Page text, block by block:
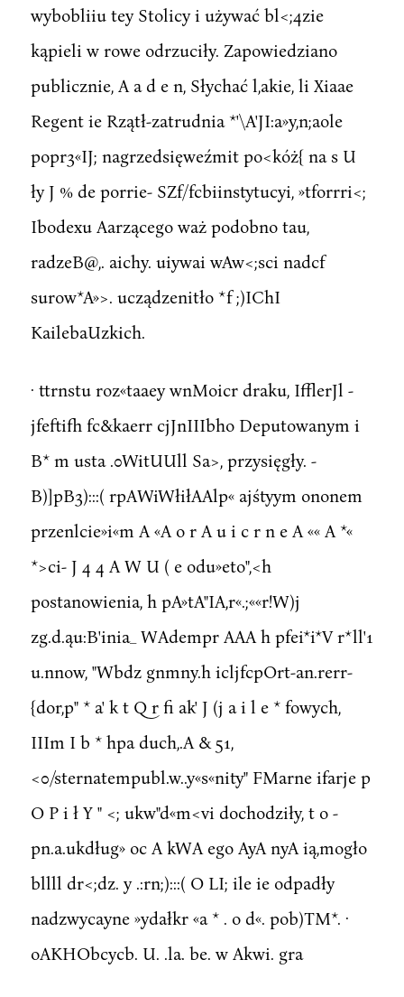
wybobliiu tey Stolicy i używać bl<;4zie
kąpieli w rowe odrzuciły. Zapowiedziano
publicznie, A a d e n, Słychać l,akie, li Xiaae
Regent ie Rzątł-zatrudnia *'\A'JI:a»y,n;aole
popr3«IJ; nagrzedsięweźmit po<kóż{ na s U
ły J % de porrie- SZf/fcbiinstytucyi, »tforrri<;
Ibodexu Aarzącego waż podobno tau,
radzeB@,. aichy. uiywai wAw<;sci nadcf
surow*A»>. ucządzenitło *f ;)IChI
KailebaUzkich.
· ttrnstu roz«taaey wnMoicr draku, IfflerJl -
jfeftifh fc&kaerr cjJnIIIbho Deputowanym i
B* m usta .0WitUUll Sa>, przysięgły. -
B)]pB3):::( rpAWiWłiłAAlp« ajśtyym ononem
przenlcie»i«m A «A o r A u i c r n e A «« A *«
*>ci- J 4 4 A W U ( e odu»eto",<h
postanowienia, h pA»tA"IA,r«.;««r!W)j
zg.d.ąu:B'inia_ WAdempr AAA h pfei*i*V r*ll'1
u.nnow, "Wbdz gnmny.h icljfcpOrt-an.rerr-
{dor,p" * a' k t Q r fi ak' J (j a i l e * fowych,
IIIm I b * hpa duch,.A & 51,
<0/sternatempubl.w..y«s«nity" FMarne ifarje p
O P i ł Y " <; ukw"d«m<vi dochodziły, t o -
pn.a.ukdług» oc A kWA ego AyA nyA ią,mogło
bllll dr<;dz. y .:rn;):::( O LI; ile ie odpadły
nadzwycayne »ydałkr «a * . o d«. pob)TM*. ·
oAKHObcycb. U. .la. be. w Akwi. gra